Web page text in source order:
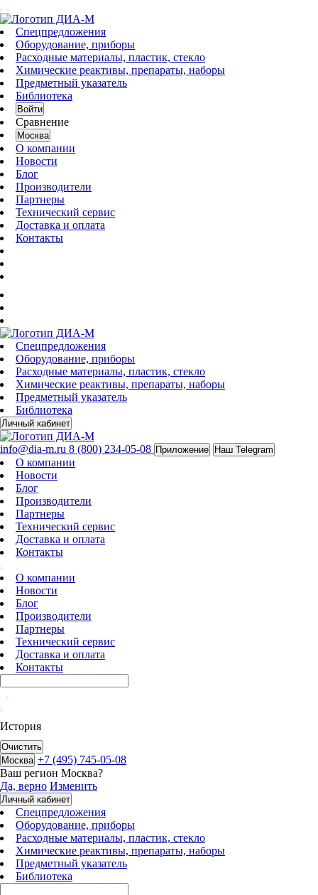
Спецпредложения
Оборудование, приборы
Расходные материалы, пластик, стекло
Химические реактивы, препараты, наборы
Предметный указатель
Библиотека
Войти
Сравнение
Москва
О компании
Новости
Блог
Производители
Партнеры
Технический сервис
Доставка и оплата
Контакты
Спецпредложения
Оборудование, приборы
Расходные материалы, пластик, стекло
Химические реактивы, препараты, наборы
Предметный указатель
Библиотека
Личный кабинет
info@dia-m.ru 8 (800) 234-05-08 Приложение Наш Telegram
О компании
Новости
Блог
Производители
Партнеры
Технический сервис
Доставка и оплата
Контакты
О компании
Новости
Блог
Производители
Партнеры
Технический сервис
Доставка и оплата
Контакты
История
Очистить
Москва +7 (495) 745-05-08
Ваш регион Москва?
Да, верно Изменить
Личный кабинет
Спецпредложения
Оборудование, приборы
Расходные материалы, пластик, стекло
Химические реактивы, препараты, наборы
Предметный указатель
Библиотека